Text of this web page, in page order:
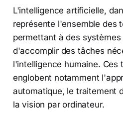
L'intelligence artificielle,
représente l'ensemble des
permettant à des
d'accomplir des tâches
l'intelligence humaine. Ces
englobent notamment
automatique, le traitement
la vision par ordinateur.